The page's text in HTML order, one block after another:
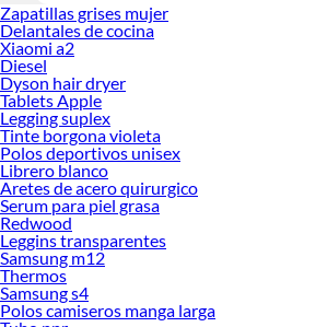
Zapatillas grises mujer
Delantales de cocina
Xiaomi a2
Diesel
Dyson hair dryer
Tablets Apple
Legging suplex
Tinte borgona violeta
Polos deportivos unisex
Librero blanco
Aretes de acero quirurgico
Serum para piel grasa
Redwood
Leggins transparentes
Samsung m12
Thermos
Samsung s4
Polos camiseros manga larga